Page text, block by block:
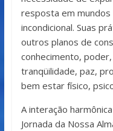
resposta em
incondicional. Suas
outros planos de
conhecimento,
tranqüilidade, paz,
bem estar físico,
A interação
Jornada da Nossa